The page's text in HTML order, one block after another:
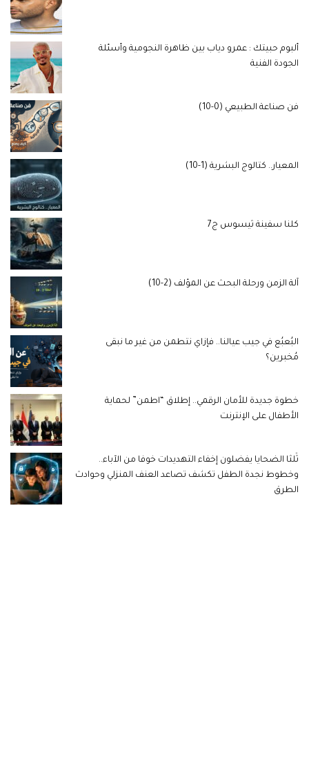
ألبوم حبيتك : عمرو دياب بين ظاهرة النجومية وأسئلة
الجودة الفنية
فن صناعة الطبيعي (0-10)
المعيار.. كتالوج البشرية (1-10)
كلنا سفينة ثيسوس ج7
آلة الزمن ورحلة البحث عن المؤلف (2-10)
البُعبُع في جيب عيالنا.. فإزاي نتطمن من غير ما نبقى
مُخبرين؟
خطوة جديدة للأمان الرقمي.. إطلاق “اطمن” لحماية
الأطفال على الإنترنت
ثُلثا الضحايا يفضلون إخفاء التهديدات خوفا من الآباء..
وخطوط نجدة الطفل تكشف تصاعد العنف المنزلي وحوادث
الطرق